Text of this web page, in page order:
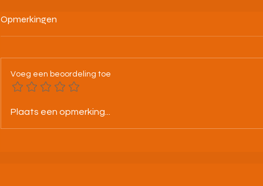
25-07-26 BK alle categorieën
Opmerkingen
Voeg een beoordeling toe
Plaats een opmerking...